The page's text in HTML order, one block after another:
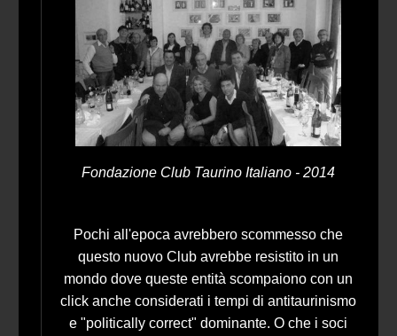
Fondazione Club Taurino Italiano - 2014
Pochi all'epoca avrebbero scommesso che
questo nuovo Club avrebbe resistito in un
mondo dove queste entità scompaiono con un
click anche considerati i tempi di antitaurinismo
e "politically correct" dominante. O che i soci